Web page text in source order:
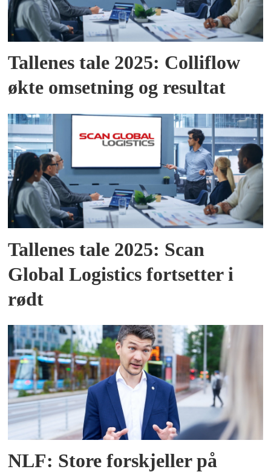
Tallenes tale 2025: Colliflow
økte omsetning og resultat
Tallenes tale 2025: Scan
Global Logistics fortsetter i
rødt
NLF: Store forskjeller på